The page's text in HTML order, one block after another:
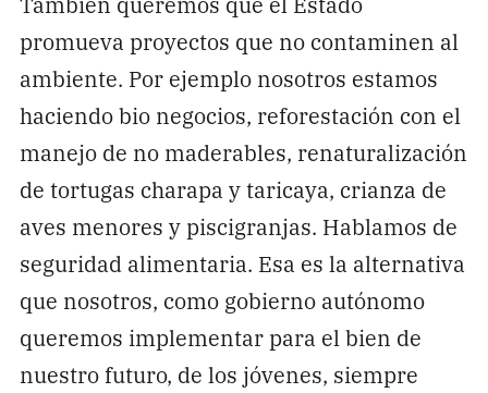
promueva proyectos que no contaminen al
ambiente. Por ejemplo nosotros estamos
haciendo bio negocios, reforestación con el
manejo de no maderables, renaturalización
de tortugas charapa y taricaya, crianza de
aves menores y piscigranjas. Hablamos de
seguridad alimentaria. Esa es la alternativa
que nosotros, como gobierno autónomo
queremos implementar para el bien de
nuestro futuro, de los jóvenes, siempre